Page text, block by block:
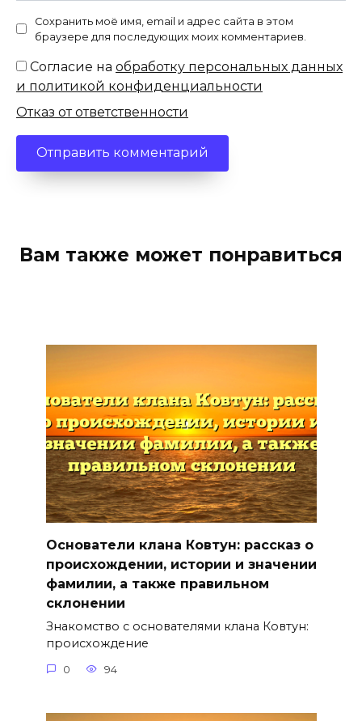
Сохранить моё имя, email и адрес сайта в этом
браузере для последующих моих комментариев.
Согласие на обработку персональных данных
и политикой конфиденциальности
Отказ от ответственности
Вам также может понравиться
Основатели клана Ковтун: рассказ о
происхождении, истории и значении
фамилии, а также правильном
склонении
Знакомство с основателями клана Ковтун:
происхождение
0 94